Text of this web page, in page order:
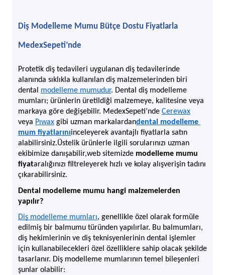
Diş Modelleme Mumu Bütçe Dostu Fiyatlarla
MedexSepeti’nde
Protetik diş tedavileri uygulanan diş tedavilerinde
alanında sıklıkla kullanılan diş malzemelerinden biri
dental modelleme mumudur. Dental diş modelleme
mumları; ürünlerin üretildiği malzemeye, kalitesine veya
markaya göre değişebilir. MedexSepeti’nde Cerewax
veya Pıwax gibi uzman markalardandental modelleme
mum fiyatlarınıinceleyerek avantajlı fiyatlarla satın
alabilirsiniz.Üstelik ürünlerle ilgili sorularınızı uzman
ekibimize danışabilir,web sitemizde modelleme mumu
fiyataralığınızı filtreleyerek hızlı ve kolay alışverişin tadını
çıkarabilirsiniz.
Dental modelleme mumu hangi malzemelerden
yapılır?
Diş modelleme mumları, genellikle özel olarak formüle
edilmiş bir balmumu türünden yapılırlar. Bu balmumları,
diş hekimlerinin ve diş teknisyenlerinin dental işlemler
için kullanabilecekleri özel özelliklere sahip olacak şekilde
tasarlanır. Diş modelleme mumlarının temel bileşenleri
şunlar olabilir: